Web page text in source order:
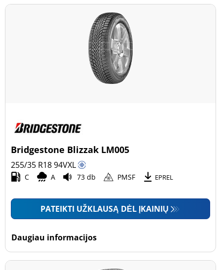
Bridgestone Blizzak LM005
255/35 R1894VXL
C A 73 db PMSF EPREL
PATEIKTI UŽKLAUSĄ DĖL ĮKAINIŲ
Daugiau informacijos